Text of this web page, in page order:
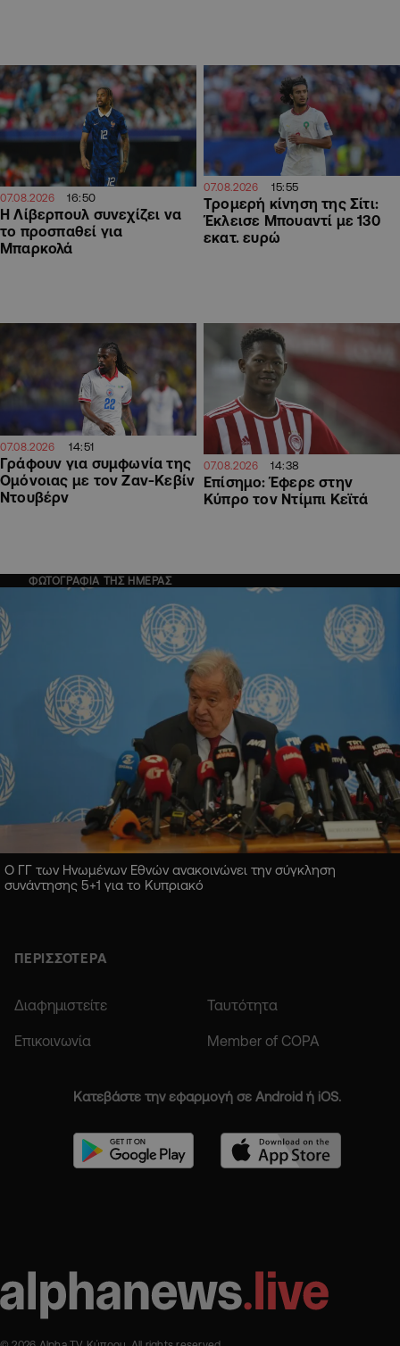
07.08.2026 16:50
Η Λίβερπουλ συνεχίζει να
το προσπαθεί για
Μπαρκολά
07.08.2026 15:55
Τρομερή κίνηση της Σίτι:
Έκλεισε Μπουαντί με 130
εκατ. ευρώ
07.08.2026 14:51
Γράφουν για συμφωνία της
Ομόνοιας με τον Ζαν-Κεβίν
Ντουβέρν
07.08.2026 14:38
Επίσημο: Έφερε στην
Κύπρο τον Ντίμπι Κεϊτά
ΦΩΤΟΓΡΑΦΙΑ ΤΗΣ ΗΜΕΡΑΣ
Ο ΓΓ των Ηνωμένων Εθνών ανακοινώνει την σύγκληση
συνάντησης 5+1 για το Κυπριακό
ΠΕΡΙΣΣΟΤΕΡΑ
Διαφημιστείτε Ταυτότητα
Επικοινωνία Member of COPA
Κατεβάστε την εφαρμογή σε Android ή iOS.